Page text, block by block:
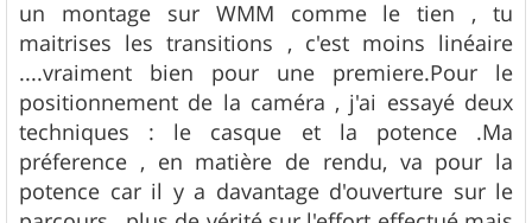
un montage sur WMM comme le tien , tu
maitrises les transitions , c'est moins linéaire
....vraiment bien pour une premiere.Pour le
positionnement de la caméra , j'ai essayé deux
techniques : le casque et la potence .Ma
préference , en matière de rendu, va pour la
potence car il y a davantage d'ouverture sur le